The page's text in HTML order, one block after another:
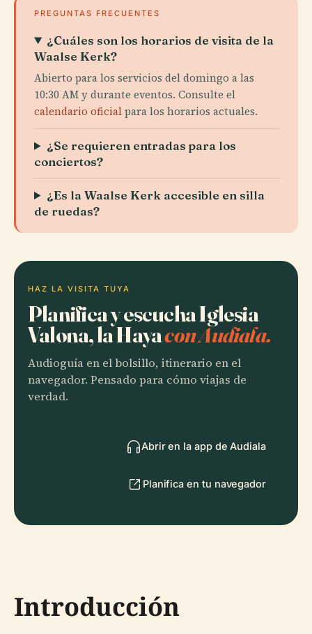
PREGUNTAS FRECUENTES
¿Cuáles son los horarios de visita de la
Waalse Kerk?
Abierto para los servicios del domingo a las
10:30 AM y durante eventos. Consulte el
calendario oficialpara los horarios actuales.
¿Se requieren entradas para los
conciertos?
¿Es la Waalse Kerk accesible en silla
de ruedas?
HAZ LA VISITA TUYA
Planifica y escucha Iglesia
Valona, la Hayacon Audiala.
Audioguía en el bolsillo, itinerario en el
navegador. Pensado para cómo viajas de
verdad.
Abrir en la app de Audiala
Planifica en tu navegador
Introducción